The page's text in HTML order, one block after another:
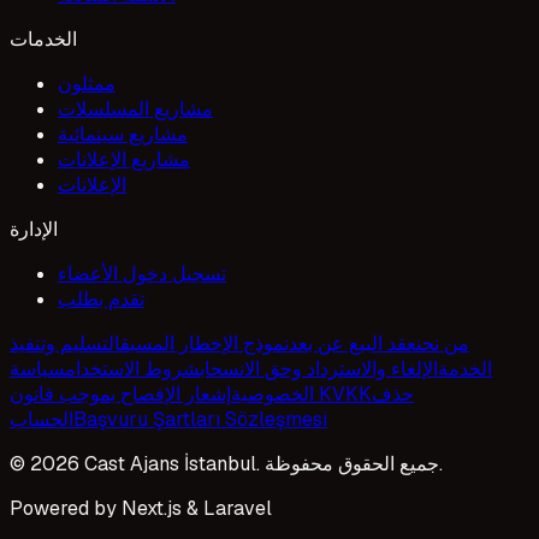
الخدمات
ممثلون
مشاريع المسلسلات
مشاريع سينمائية
مشاريع الإعلانات
الإعلانات
الإدارة
تسجيل دخول الأعضاء
تقدم بطلب
من نحنعقد البيع عن بعدنموذج الإخطار المسبقالتسليم وتنفيذ
الخدمةالإلغاء والاسترداد وحق الانسحابشروط الاستخدامسياسة
الخصوصية إشعار الإفصاح بموجب قانون KVKKحذف
الحسابBaşvuru Şartları Sözleşmesi
© 2026 Cast Ajans İstanbul. جميع الحقوق محفوظة.
Powered by Next.js & Laravel